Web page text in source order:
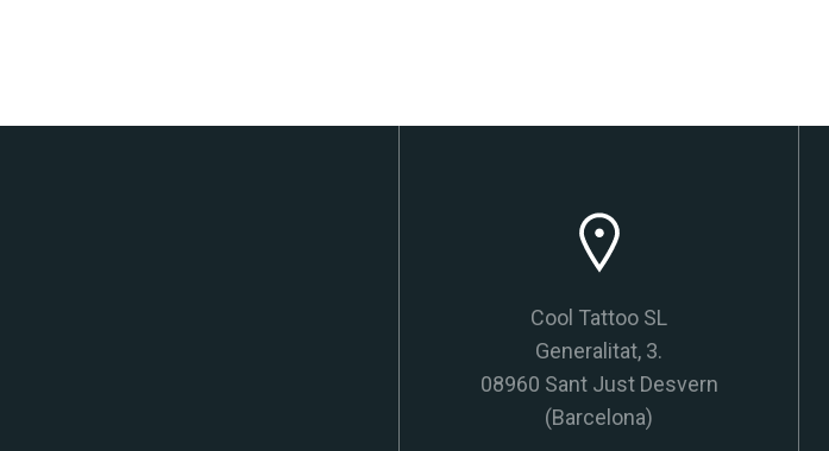
Cool Tattoo SL
Generalitat, 3.
08960 Sant Just Desvern
(Barcelona)